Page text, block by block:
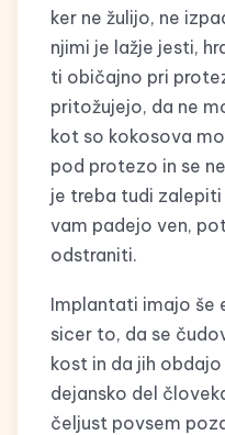
ker ne žulijo, ne
njimi je lažje jesti,
ti običajno pri
pritožujejo, da ne
kot so kokosova
pod protezo in se
je treba tudi
vam padejo ven,
odstraniti.
Implantati imajo še
sicer to, da se
kost in da jih
dejansko del
čeljust povsem